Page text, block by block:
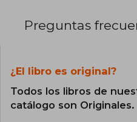
Preguntas
¿El libro es original?
Todos los libros de
catálogo son Originales.